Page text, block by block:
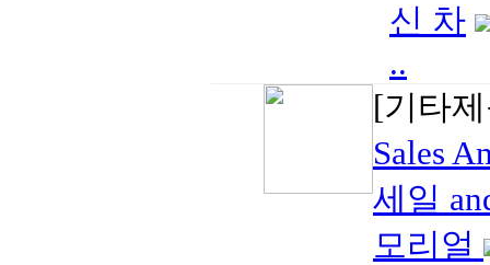
신 차
..
[기타
Sales
세일
모리얼